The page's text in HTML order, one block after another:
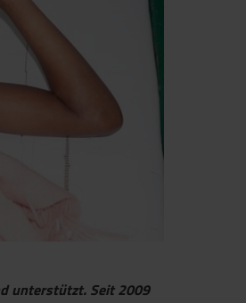
unterstützt. Seit 2009